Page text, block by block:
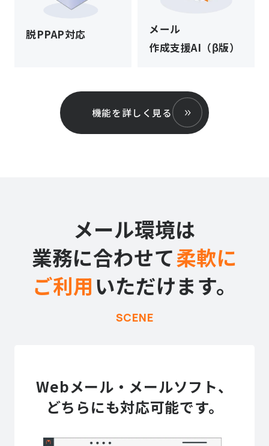
脱PPAP対応
メール
作成支援AI（β版）
機能を詳しく見る
メール環境は
業務に合わせて柔軟に
ご利用いただけます。
SCENE
Webメール・メールソフト、
どちらにも対応可能です。